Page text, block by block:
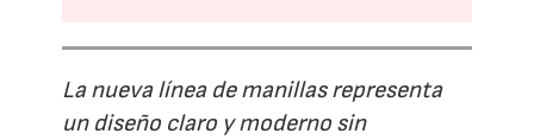
La nueva línea de manillas representa
un diseño claro y moderno sin